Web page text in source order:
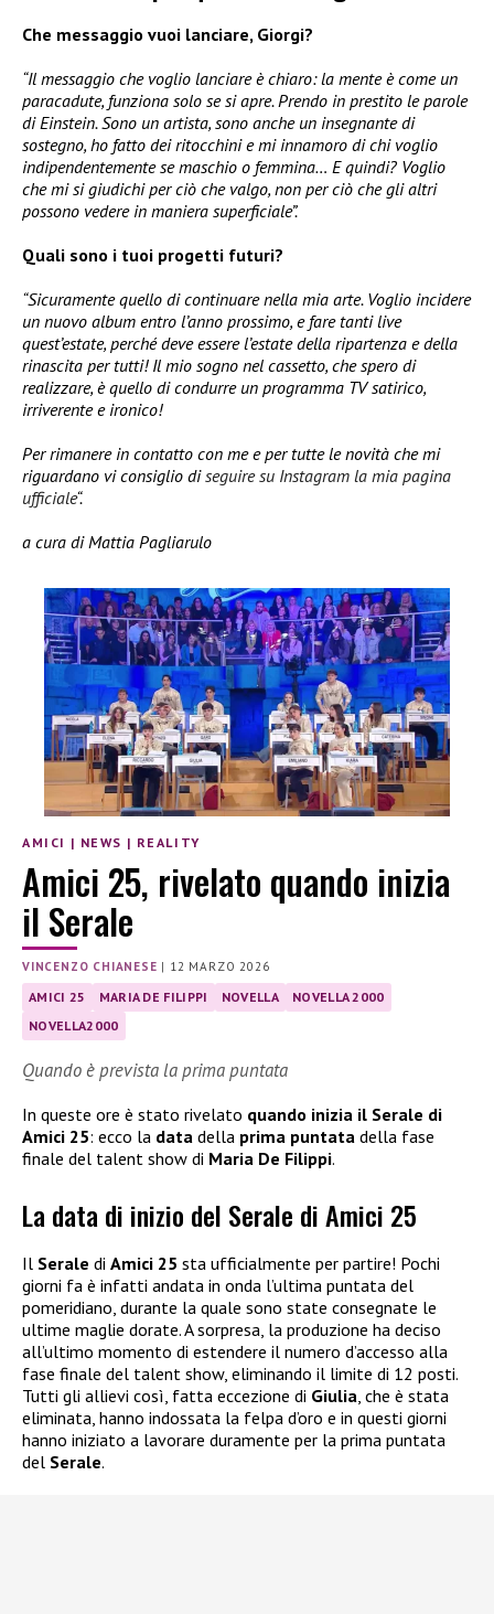
Che messaggio vuoi lanciare, Giorgi?
“Il messaggio che voglio lanciare è chiaro: la mente è come un
paracadute, funziona solo se si apre. Prendo in prestito le parole
di Einstein. Sono un artista, sono anche un insegnante di
sostegno, ho fatto dei ritocchini e mi innamoro di chi voglio
indipendentemente se maschio o femmina… E quindi? Voglio
che mi si giudichi per ciò che valgo, non per ciò che gli altri
possono vedere in maniera superficiale”.
Quali sono i tuoi progetti futuri?
“Sicuramente quello di continuare nella mia arte. Voglio incidere
un nuovo album entro l’anno prossimo, e fare tanti live
quest’estate, perché deve essere l’estate della ripartenza e della
rinascita per tutti! Il mio sogno nel cassetto, che spero di
realizzare, è quello di condurre un programma TV satirico,
irriverente e ironico!
Per rimanere in contatto con me e per tutte le novità che mi
riguardano vi consiglio diseguire su Instagram la mia pagina
ufficiale“.
a cura di Mattia Pagliarulo
AMICI | NEWS | REALITY
Amici 25, rivelato quando inizia
il Serale
VINCENZO CHIANESE | 12 MARZO 2026
AMICI 25 MARIA DE FILIPPI NOVELLA
NOVELLA 2000
NOVELLA2000
Quando è prevista la prima puntata
In queste ore è stato rivelato quando inizia il Serale di
Amici 25: ecco la data della prima puntata della fase
finale del talent show di Maria De Filippi.
La data di inizio del Serale di Amici 25
Il Serale di Amici 25 sta ufficialmente per partire! Pochi
giorni fa è infatti andata in onda l’ultima puntata del
pomeridiano, durante la quale sono state consegnate le
ultime maglie dorate. A sorpresa, la produzione ha deciso
all’ultimo momento di estendere il numero d’accesso alla
fase finale del talent show, eliminando il limite di 12 posti.
Tutti gli allievi così, fatta eccezione di Giulia , che è stata
eliminata, hanno indossata la felpa d’oro e in questi giorni
hanno iniziato a lavorare duramente per la prima puntata
del Serale.